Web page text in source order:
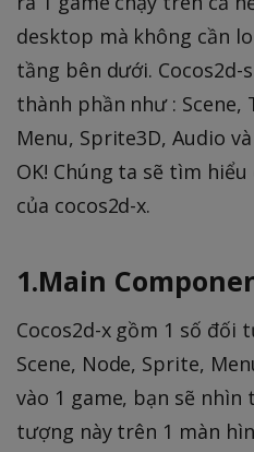
desktop mà không cần
tầng bên dưới. Cocos2d-
thành phần như :
Menu, Sprite3D, Audio
OK! Chúng ta sẽ tìm
của cocos2d-x.
1.Main
Cocos2d-x gồm 1 số đối
Scene, Node, Sprite,
vào 1 game, bạn sẽ nhìn
tượng này trên 1 màn